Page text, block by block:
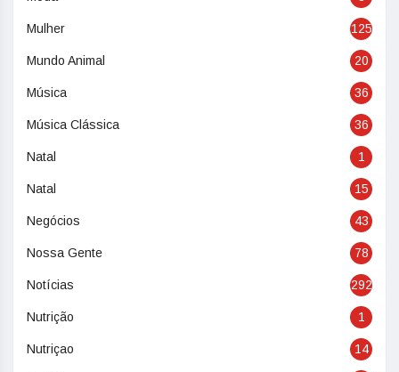
Mulher 125
Mundo Animal 20
Música 36
Música Clássica 36
Natal 1
Natal 15
Negócios 43
Nossa Gente 78
Notícias 292
Nutrição 1
Nutriçao 14